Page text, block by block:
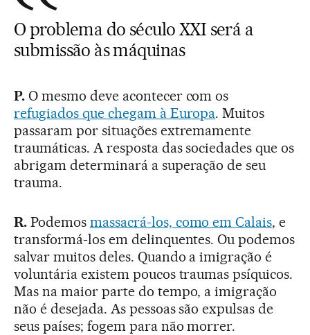
O problema do século XXI será a
submissão às máquinas
P.O mesmo deve acontecer com os
refugiados que chegam à Europa. Muitos
passaram por situações extremamente
traumáticas. A resposta das sociedades que os
abrigam determinará a superação de seu
trauma.
R.Podemos massacrá-los, como em Calais, e
transformá-los em delinquentes. Ou podemos
salvar muitos deles. Quando a imigração é
voluntária existem poucos traumas psíquicos.
Mas na maior parte do tempo, a imigração
não é desejada. As pessoas são expulsas de
seus países; fogem para não morrer.